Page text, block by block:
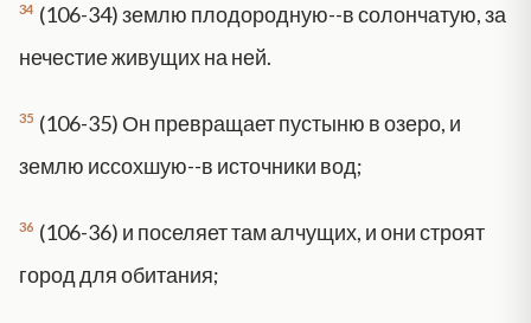
34 (106-34) землю плодородную--в солончатую, за
нечестие живущих на ней.
35 (106-35) Он превращает пустыню в озеро, и
землю иссохшую--в источники вод;
36 (106-36) и поселяет там алчущих, и они строят
город для обитания;